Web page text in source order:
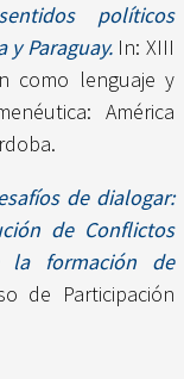
políticos
y Paraguay.In: XIII
como lenguaje y
América
de dialogar:
de Conflictos
la formación de
de Participación